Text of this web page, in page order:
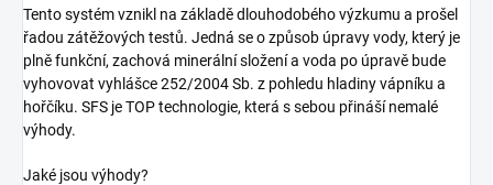
Tento systém vznikl na základě dlouhodobého výzkumu a prošel
řadou zátěžových testů. Jedná se o způsob úpravy vody, který je
plně funkční, zachová minerální složení a voda po úpravě bude
vyhovovat vyhlášce 252/2004 Sb. z pohledu hladiny vápníku a
hořčíku. SFS je TOP technologie, která s sebou přináší nemalé
výhody.
Jaké jsou výhody?